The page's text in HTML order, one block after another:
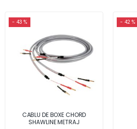
- 43 %
CABLU DE BOXE CHORD
SHAWLINE METRAJ
- 42 %